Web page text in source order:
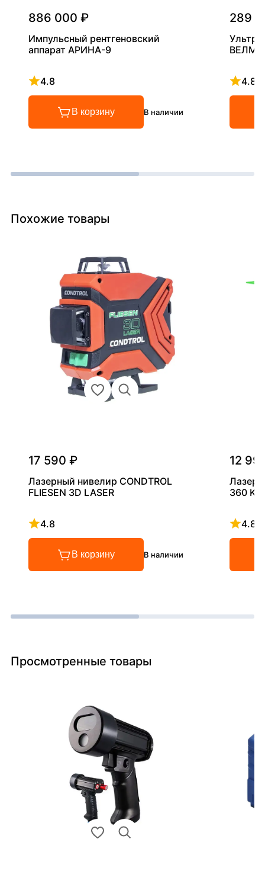
886 000 ₽
Импульсный рентгеновский
аппарат АРИНА-9
4.8
Рейтинг 4.8 из 5
В корзину В наличии
289
4.8
Похожие товары
17 590 ₽
Лазерный нивелир CONDTROL
FLIESEN 3D LASER
4.8
Рейтинг 4.8 из 5
В корзину В наличии
12
360 KIT
4.8
Просмотренные товары